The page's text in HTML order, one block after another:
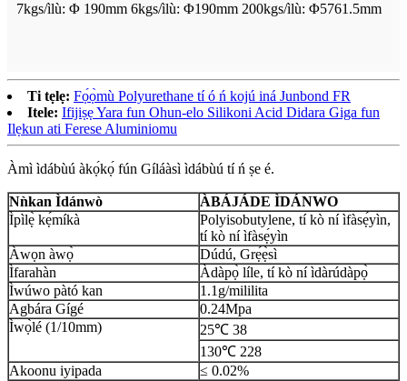
7kgs/ìlù: Φ 190mm 6kgs/ìlù: Φ190mm 200kgs/ìlù: Φ5761.5mm
Ti tẹlẹ: Fọ́ọ̀mù Polyurethane tí ó ń kojú iná Junbond FR
Itele: Ifijiṣẹ Yara fun Ohun-elo Silikoni Acid Didara Giga fun
Ilẹkun ati Ferese Aluminiomu
Àmì ìdábùú àkọ́kọ́ fún Gíláàsì ìdábùú tí ń ṣe é.
Nǹkan Ìdánwò
ÀBÁJÁDE ÌDÁNWO
Ìpìlẹ̀ kẹ́míkà
Polyisobutylene, tí kò ní ìfàsẹ́yìn,
tí kò ní ìfàsẹ́yìn
Àwọn àwọ̀
Dúdú, Grẹ́ẹ̀sì
Ìfarahàn
Àdàpọ̀ líle, tí kò ní ìdàrúdàpọ̀
Ìwúwo pàtó kan
1.1g/mililita
Agbára Gígé
0.24Mpa
Ìwọ̀lé (1/10mm)
25℃ 38
130℃ 228
Akoonu iyipada
≤ 0.02%